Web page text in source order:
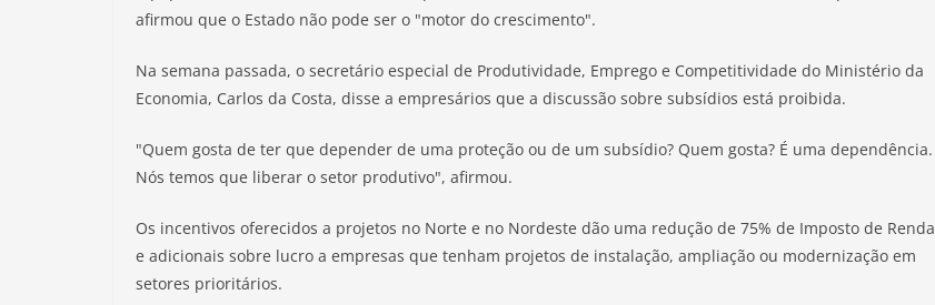
afirmou que o Estado não pode ser o "motor do crescimento".
Na semana passada, o secretário especial de Produtividade, Emprego e Competitividade do Ministério da
Economia, Carlos da Costa, disse a empresários que a discussão sobre subsídios está proibida.
"Quem gosta de ter que depender de uma proteção ou de um subsídio? Quem gosta? É uma dependência.
Nós temos que liberar o setor produtivo", afirmou.
Os incentivos oferecidos a projetos no Norte e no Nordeste dão uma redução de 75% de Imposto de Renda
e adicionais sobre lucro a empresas que tenham projetos de instalação, ampliação ou modernização em
setores prioritários.